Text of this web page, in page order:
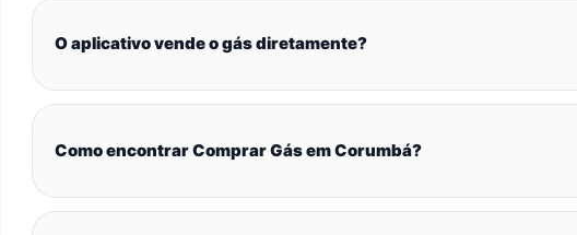
O aplicativo vende o gás diretamente?
Como encontrar Comprar Gás em Corumbá?